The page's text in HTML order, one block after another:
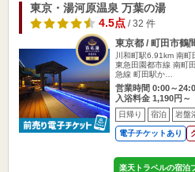
東京・湯河原温泉 万葉の湯
4.5点/ 32 件
東京都 / 町田市鶴
川和町駅6.91km 南町
東急田園都市線 南町
急線 町田駅か…
営業時間 0:00～
入浴料金 1,190円～
日帰り 宿泊 岩盤
電子チケットあり
楽天トラベルの宿泊